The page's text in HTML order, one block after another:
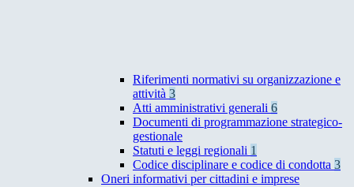
Riferimenti normativi su organizzazione e
attività 3
Atti amministrativi generali 6
Documenti di programmazione strategico-
gestionale
Statuti e leggi regionali 1
Codice disciplinare e codice di condotta 3
Oneri informativi per cittadini e imprese